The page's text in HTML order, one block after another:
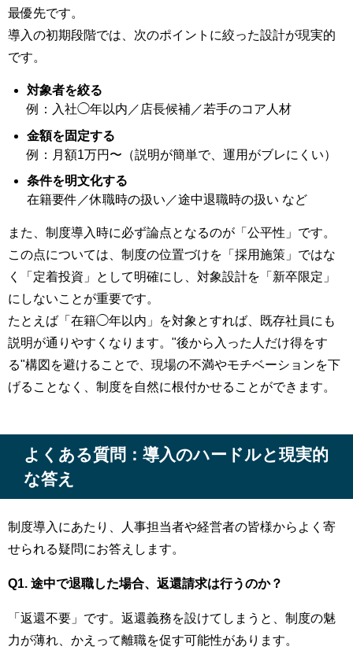
最優先です。
導入の初期段階では、次のポイントに絞った設計が現実的
です。
対象者を絞る
例：入社◯年以内／店長候補／若手のコア人材
金額を固定する
例：月額1万円〜（説明が簡単で、運用がブレにくい）
条件を明文化する
在籍要件／休職時の扱い／途中退職時の扱い など
また、制度導入時に必ず論点となるのが「公平性」です。
この点については、制度の位置づけを「採用施策」ではな
く「定着投資」として明確にし、対象設計を「新卒限定」
にしないことが重要です。
たとえば「在籍◯年以内」を対象とすれば、既存社員にも
説明が通りやすくなります。"後から入った人だけ得をす
る"構図を避けることで、現場の不満やモチベーションを下
げることなく、制度を自然に根付かせることができます。
よくある質問：導入のハードルと現実的
な答え
制度導入にあたり、人事担当者や経営者の皆様からよく寄
せられる疑問にお答えします。
Q1. 途中で退職した場合、返還請求は行うのか？
「返還不要」です。返還義務を設けてしまうと、制度の魅
力が薄れ、かえって離職を促す可能性があります。